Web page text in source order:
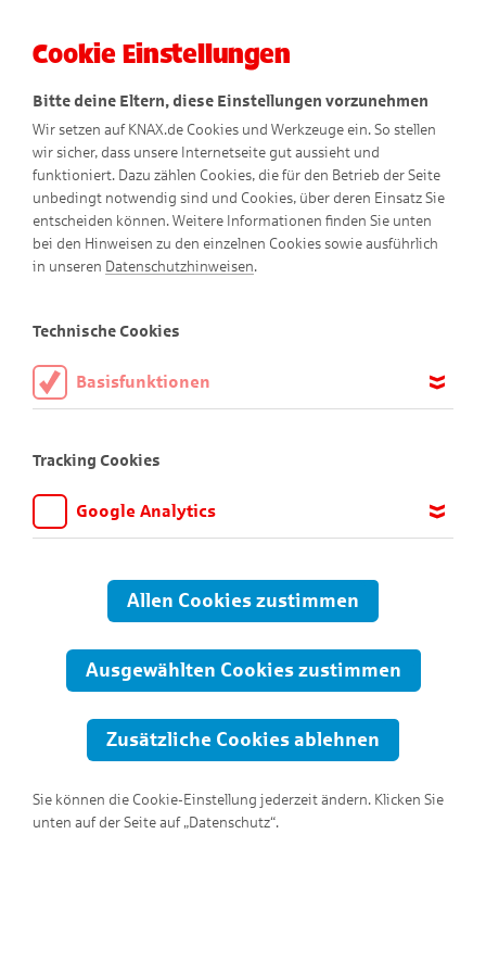
Cookie Einstellungen
Bitte deine Eltern, diese Einstellungen vorzunehmen
Wir setzen auf KNAX.de Cookies und Werkzeuge ein. So stellen
wir sicher, dass unsere Internetseite gut aussieht und
funktioniert. Dazu zählen Cookies, die für den Betrieb der Seite
unbedingt notwendig sind und Cookies, über deren Einsatz Sie
entscheiden können. Weitere Informationen finden Sie unten
bei den Hinweisen zu den einzelnen Cookies sowie ausführlich
in unseren Datenschutzhinweisen.
Technische Cookies
Basisfunktionen
aktiviert sein.
Tracking Cookies
Google Analytics
anpassen und verbessern können. Aus diesem Grund nutzen wir
Google Analytics. Dieses Werkzeug erfasst die Seitenaufrufe zu
Übertragung anonymisiert.
Allen Cookies zustimmen
Ausgewählten Cookies zustimmen
Zusätzliche Cookies ablehnen
Sie können die Cookie-Einstellung jederzeit ändern. Klicken Sie
unten auf der Seite auf „Datenschutz“.